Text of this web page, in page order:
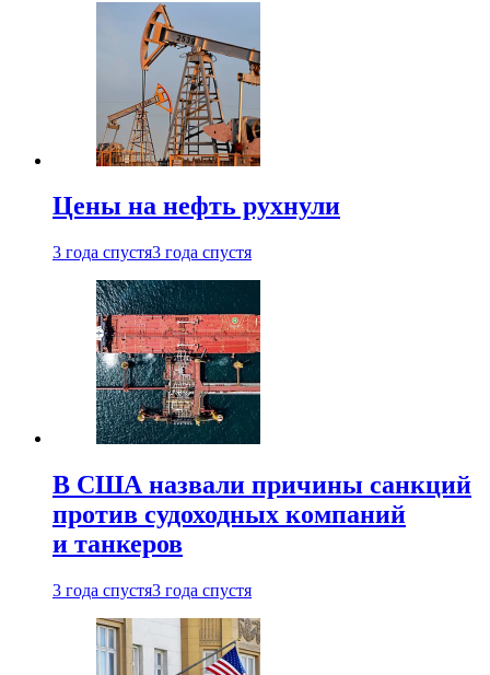
Цены на нефть рухнули
3 года спустя3 года спустя
В США назвали причины санкций
против судоходных компаний
и танкеров
3 года спустя3 года спустя